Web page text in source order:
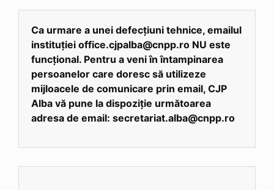
Ca urmare a unei defecțiuni tehnice, emailul
instituției office.cjpalba@cnpp.ro NU este
funcțional. Pentru a veni în întampinarea
persoanelor care doresc să utilizeze
mijloacele de comunicare prin email, CJP
Alba vă pune la dispoziție următoarea
adresa de email: secretariat.alba@cnpp.ro